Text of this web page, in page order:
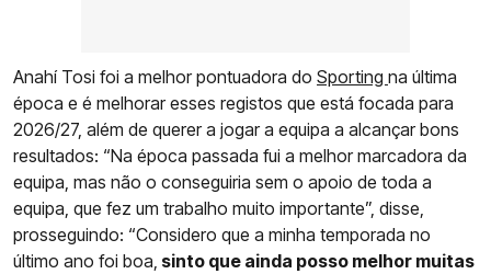
Anahí Tosi foi a melhor pontuadora do Sporting na última
época e é melhorar esses registos que está focada para
2026/27, além de querer a jogar a equipa a alcançar bons
resultados: “Na época passada fui a melhor marcadora da
equipa, mas não o conseguiria sem o apoio de toda a
equipa, que fez um trabalho muito importante”, disse,
prosseguindo: “Considero que a minha temporada no
último ano foi boa, sinto que ainda posso melhor muitas